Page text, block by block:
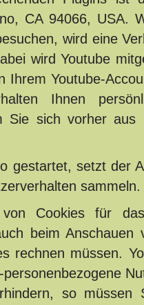
CA 94066, USA.
wird eine
wird Youtube
Ihrem Youtube-
Ihnen
Sie sich vorher aus
gestartet, setzt der
sammeln.
Cookies für das
beim Anschauen
rechnen müssen.
so müssen